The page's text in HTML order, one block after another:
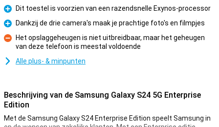
Pluspunt
Dit toestel is voorzien van een razendsnelle Exynos-processor
Pluspunt
Dankzij de drie camera's maak je prachtige foto's en filmpjes
Minpunt
Het opslaggeheugen is niet uitbreidbaar, maar het geheugen
van deze telefoon is meestal voldoende
Alle plus- & minpunten
Beschrijving van de Samsung Galaxy S24 5G Enterprise
Edition
Met de Samsung Galaxy S24 Enterprise Edition speelt Samsung in